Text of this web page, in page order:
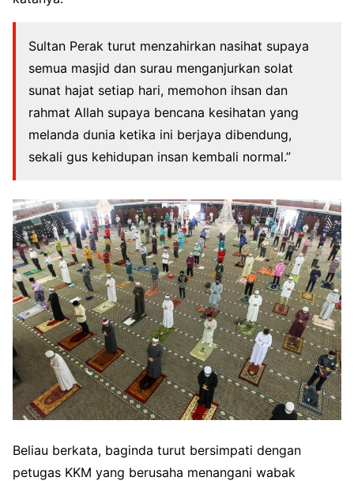
Sultan Perak turut menzahirkan nasihat supaya
semua masjid dan surau menganjurkan solat
sunat hajat setiap hari, memohon ihsan dan
rahmat Allah supaya bencana kesihatan yang
melanda dunia ketika ini berjaya dibendung,
sekali gus kehidupan insan kembali normal.”
Beliau berkata, baginda turut bersimpati dengan
petugas KKM yang berusaha menangani wabak